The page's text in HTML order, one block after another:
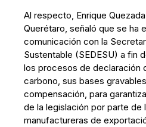
Al respecto, Enrique
Querétaro, señaló que se ha
comunicación con la
Sustentable (SEDESU) a fin
los procesos de declaración
carbono, sus bases
compensación, para
de la legislación por parte de
manufactureras de